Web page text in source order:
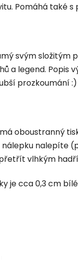
Pomáhá také
svým
a legend. Popis
prozkoumání :)
oboustranný
nalepíte
vlhkým
je cca 0,3 cm